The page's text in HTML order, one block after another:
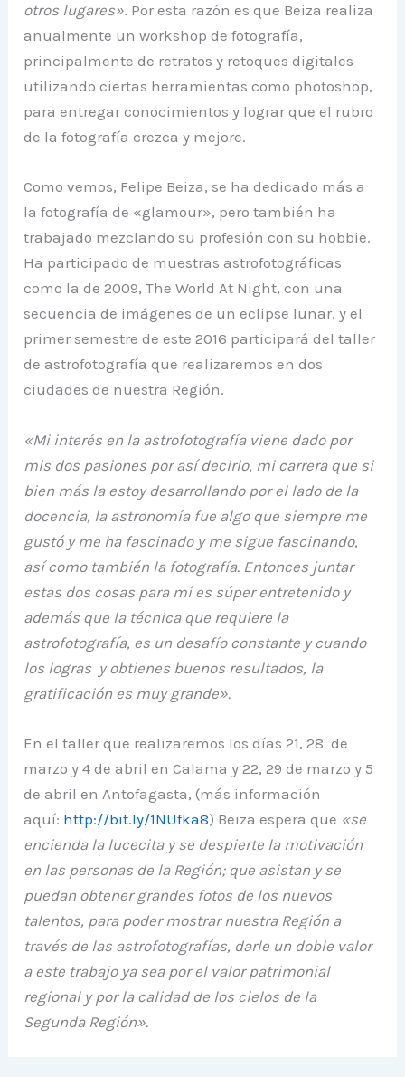
otros lugares». Por esta razón es que Beiza realiza
anualmente un workshop de fotografía,
principalmente de retratos y retoques digitales
utilizando ciertas herramientas como photoshop,
para entregar conocimientos y lograr que el rubro
de la fotografía crezca y mejore.
Como vemos, Felipe Beiza, se ha dedicado más a
la fotografía de «glamour», pero también ha
trabajado mezclando su profesión con su hobbie.
Ha participado de muestras astrofotográficas
como la de 2009, The World At Night, con una
secuencia de imágenes de un eclipse lunar, y el
primer semestre de este 2016 participará del taller
de astrofotografía que realizaremos en dos
ciudades de nuestra Región.
«Mi interés en la astrofotografía viene dado por
mis dos pasiones por así decirlo, mi carrera que si
bien más la estoy desarrollando por el lado de la
docencia, la astronomía fue algo que siempre me
gustó y me ha fascinado y me sigue fascinando,
así como también la fotografía. Entonces juntar
estas dos cosas para mí es súper entretenido y
además que la técnica que requiere la
astrofotografía, es un desafío constante y cuando
los logras y obtienes buenos resultados, la
gratificación es muy grande».
En el taller que realizaremos los días 21, 28 de
marzo y 4 de abril en Calama y 22, 29 de marzo y 5
de abril en Antofagasta, (más información
aquí: http://bit.ly/1NUfka8) Beiza espera que «se
encienda la lucecita y se despierte la motivación
en las personas de la Región; que asistan y se
puedan obtener grandes fotos de los nuevos
talentos, para poder mostrar nuestra Región a
través de las astrofotografías, darle un doble valor
a este trabajo ya sea por el valor patrimonial
regional y por la calidad de los cielos de la
Segunda Región».